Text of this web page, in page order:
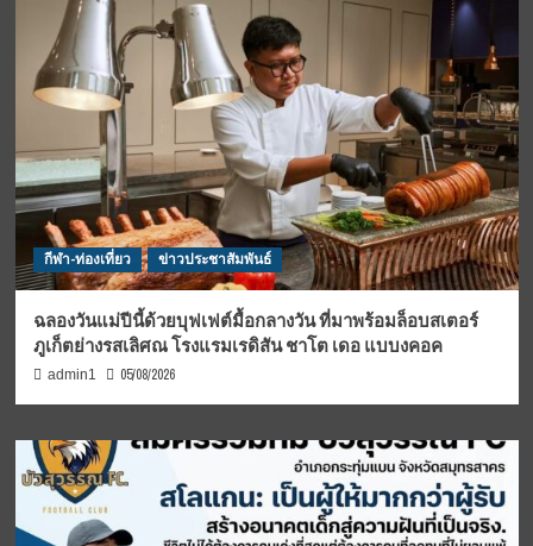
กีฬา-ท่องเที่ยว ข่าวประชาสัมพันธ์
ฉลองวันแม่ปีนี้ด้วยบุฟเฟต์มื้อกลางวัน ที่มาพร้อมล็อบสเตอร์
ภูเก็ตย่างรสเลิศณ โรงแรมเรดิสัน ชาโต เดอ แบบงคอค
admin1 05/08/2026